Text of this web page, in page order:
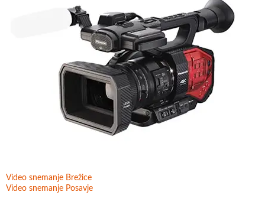
Video snemanje Brežice
Video snemanje Posavje